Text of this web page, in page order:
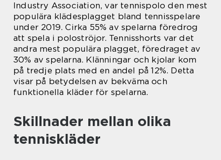
Industry Association, var tennispolo den mest
populära klädesplagget bland tennisspelare
under 2019. Cirka 55% av spelarna föredrog
att spela i poloströjor. Tennisshorts var det
andra mest populära plagget, föredraget av
30% av spelarna. Klänningar och kjolar kom
på tredje plats med en andel på 12%. Detta
visar på betydelsen av bekväma och
funktionella kläder för spelarna.
Skillnader mellan olika
tenniskläder